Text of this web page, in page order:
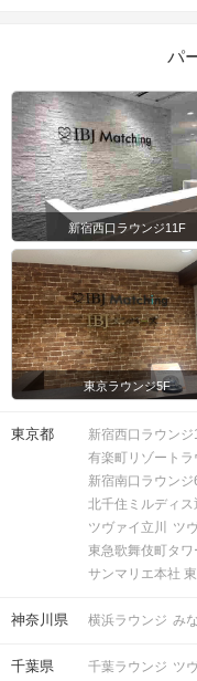
パ
新宿西口ラウンジ11F
東京ラウンジ5F
東京都 新宿西口ラウンジ
有楽町リゾートラ
新宿南口ラウンジ
北千住ミルディ
ツヴァイ立川
ツ
東急歌舞伎町タ
サンマリエ本社
神奈川県 横浜ラウンジ み
千葉県 千葉ラウンジ ツ